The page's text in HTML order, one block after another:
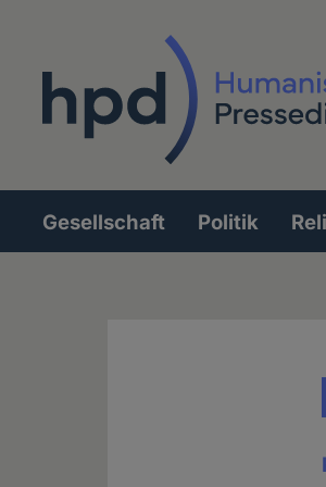
Hauptnavigation
Gesellschaft Politik